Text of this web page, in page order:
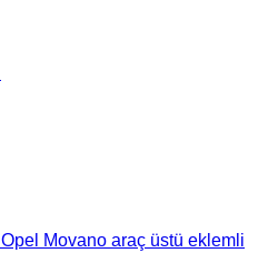
Opel Movano araç üstü eklemli